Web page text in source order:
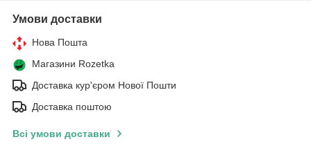
Умови доставки
Нова Пошта
Магазини Rozetka
Доставка кур'єром Нової Пошти
Доставка поштою
Всі умови доставки